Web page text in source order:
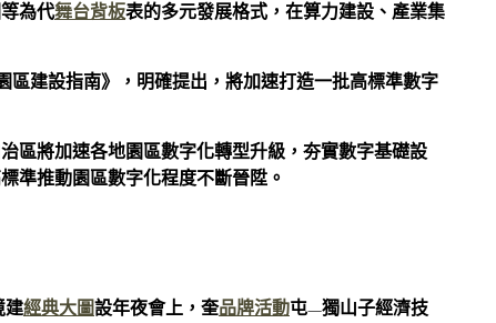
為代舞台背板表的多元發展格式，在算力建設、產業集
區建設指南》，明確提出，將加速打造一批高標準數字
區將加速各地園區數字化轉型升級，夯實數字基礎設
準推動園區數字化程度不斷晉陞。
建經典大圖設年夜會上，奎品牌活動屯—獨山子經濟技